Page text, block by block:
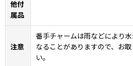
他付
属品
注意
番手チャームは雨などにより
なることがありますので、お
い。